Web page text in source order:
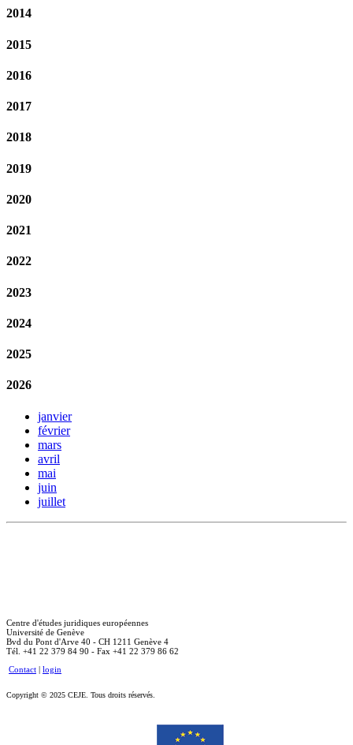
2014
2015
2016
2017
2018
2019
2020
2021
2022
2023
2024
2025
2026
janvier
février
mars
avril
mai
juin
juillet
Centre d'études juridiques européennes
Université de Genève
Bvd du Pont d'Arve 40 - CH 1211 Genève 4
Tél. +41 22 379 84 90 - Fax +41 22 379 86 62
Contact | login
Copyright © 2025 CEJE. Tous droits réservés.